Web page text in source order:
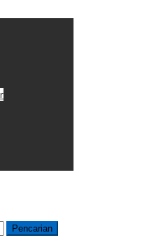
Pencarian